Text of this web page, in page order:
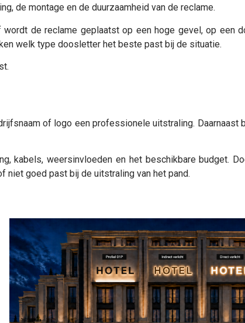
de montage en de duurzaamheid van de reclame.
de reclame geplaatst op een hoge gevel, op een
welk type doosletter het beste past bij de situatie.
of logo een professionele uitstraling. Daarnaast
kabels, weersinvloeden en het beschikbare budget.
niet goed past bij de uitstraling van het pand.